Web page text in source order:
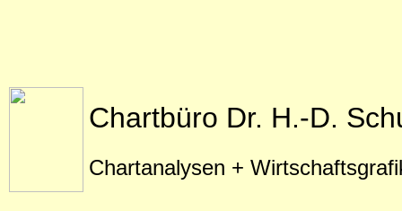
Chartbüro Dr. H.-D.
Chartanalysen +